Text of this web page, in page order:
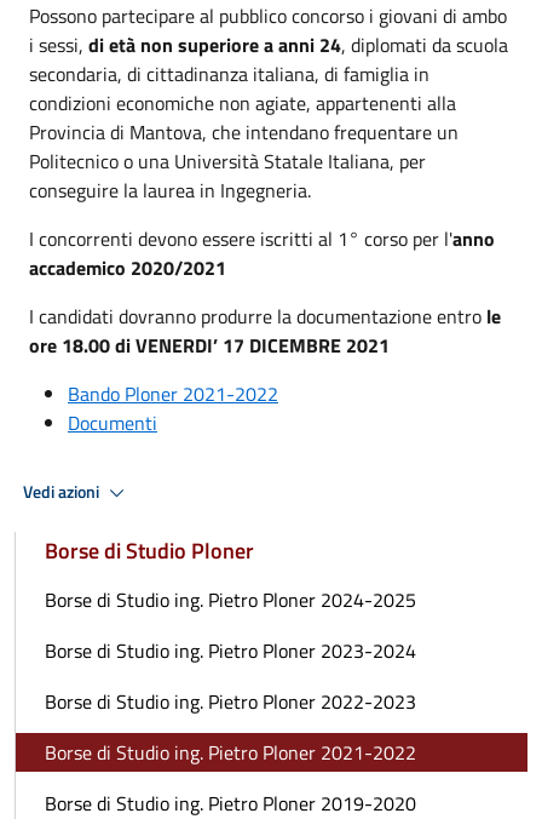
Possono partecipare al pubblico concorso i giovani di ambo
i sessi, di età non superiore a anni 24, diplomati da scuola
secondaria, di cittadinanza italiana, di famiglia in
condizioni economiche non agiate, appartenenti alla
Provincia di Mantova, che intendano frequentare un
Politecnico o una Università Statale Italiana, per
conseguire la laurea in Ingegneria.
I concorrenti devono essere iscritti al 1° corso per l'anno
accademico 2020/2021
I candidati dovranno produrre la documentazione entro le
ore 18.00 di VENERDI’ 17 DICEMBRE 2021
Bando Ploner 2021-2022
Documenti
Vedi azioni
Borse di Studio Ploner
Borse di Studio ing. Pietro Ploner 2024-2025
Borse di Studio ing. Pietro Ploner 2023-2024
Borse di Studio ing. Pietro Ploner 2022-2023
Borse di Studio ing. Pietro Ploner 2021-2022
Borse di Studio ing. Pietro Ploner 2019-2020